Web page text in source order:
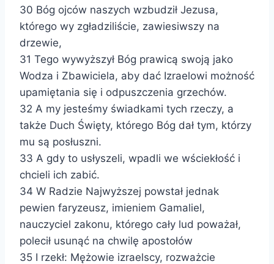
30 Bóg ojców naszych wzbudził Jezusa,
którego wy zgładziliście, zawiesiwszy na
drzewie,
31 Tego wywyższył Bóg prawicą swoją jako
Wodza i Zbawiciela, aby dać Izraelowi możność
upamiętania się i odpuszczenia grzechów.
32 A my jesteśmy świadkami tych rzeczy, a
także Duch Święty, którego Bóg dał tym, którzy
mu są posłuszni.
33 A gdy to usłyszeli, wpadli we wściekłość i
chcieli ich zabić.
34 W Radzie Najwyższej powstał jednak
pewien faryzeusz, imieniem Gamaliel,
nauczyciel zakonu, którego cały lud poważał,
polecił usunąć na chwilę apostołów
35 I rzekł: Mężowie izraelscy, rozważcie